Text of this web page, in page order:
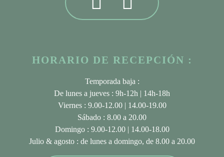
HORARIO DE RECEPCIÓN :
Temporada baja :
De lunes a jueves : 9h-12h | 14h-18h
Viernes : 9.00-12.00 | 14.00-19.00
Sábado : 8.00 a 20.00
Domingo : 9.00-12.00 | 14.00-18.00
Julio & agosto : de lunes a domingo, de 8.00 a 20.00